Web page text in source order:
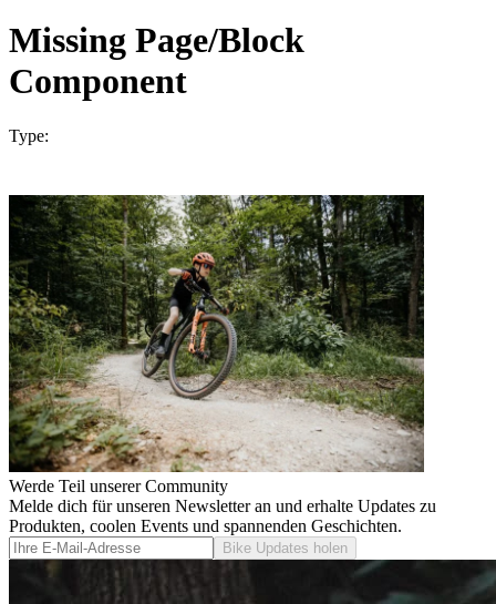
Missing Page/Block
Component
Type:
Werde Teil unserer Community
Melde dich für unseren Newsletter an und erhalte Updates zu
Produkten, coolen Events und spannenden Geschichten.
Bike Updates holen